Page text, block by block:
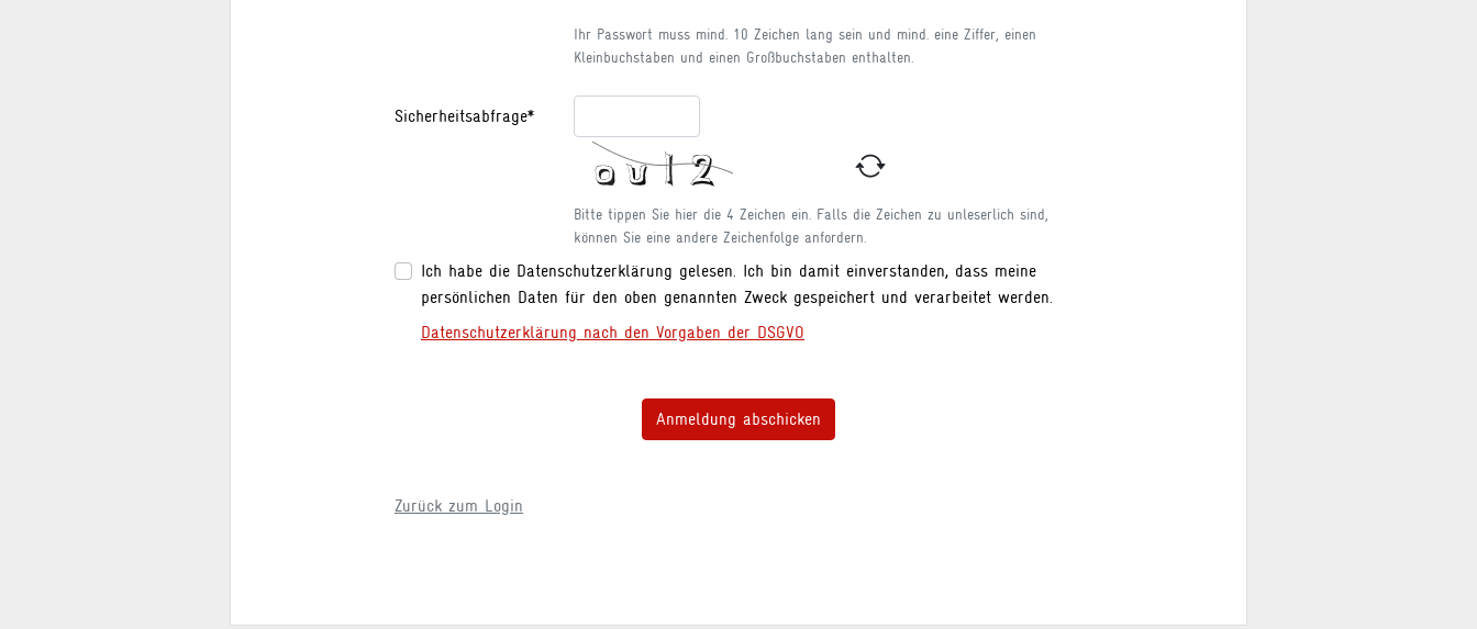
Ihr Passwort muss mind. 10 Zeichen lang sein und mind. eine Ziffer, einen
Kleinbuchstaben und einen Großbuchstaben enthalten.
Sicherheitsabfrage*
Bitte tippen Sie hier die 4 Zeichen ein. Falls die Zeichen zu unleserlich sind,
können Sie eine andere Zeichenfolge anfordern.
Ich habe die Datenschutzerklärung gelesen. Ich bin damit einverstanden, dass meine
persönlichen Daten für den oben genannten Zweck gespeichert und verarbeitet werden.
Datenschutzerklärung nach den Vorgaben der DSGVO
Anmeldung abschicken
Zurück zum Login